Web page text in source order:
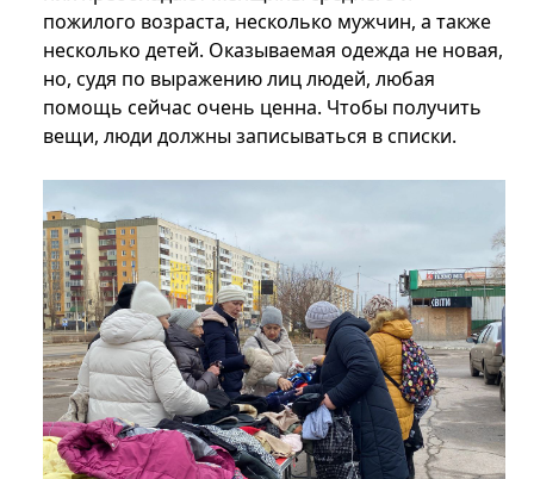
пожилого возраста, несколько мужчин, а также
несколько детей. Оказываемая одежда не новая,
но, судя по выражению лиц людей, любая
помощь сейчас очень ценна. Чтобы получить
вещи, люди должны записываться в списки.